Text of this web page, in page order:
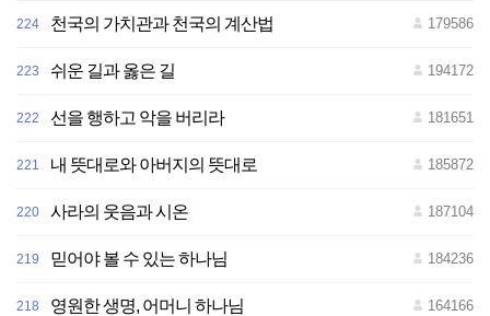
224 천국의 가치관과 천국의 계산법 179586
223 쉬운 길과 옳은 길 194172
222 선을 행하고 악을 버리라 181651
221 내 뜻대로와 아버지의 뜻대로 185872
220 사라의 웃음과 시온 187104
219 믿어야 볼 수 있는 하나님 184236
218 영원한 생명, 어머니 하나님 164166